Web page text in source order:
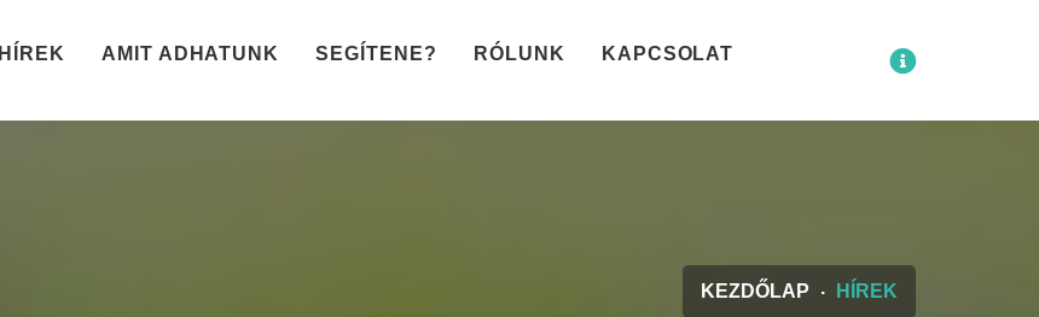
HÍREK AMIT ADHATUNK SEGÍTENE? RÓLUNK KAPCSOLAT
KEZDŐLAP HÍREK